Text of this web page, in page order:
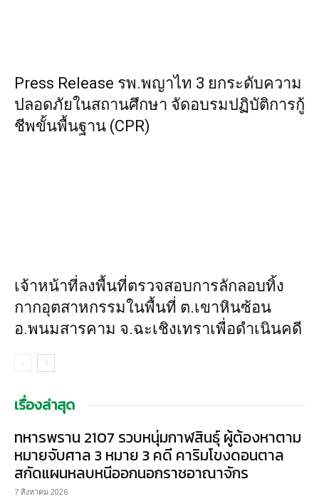
Press Release รพ.พญาไท 3 ยกระดับความ
ปลอดภัยในสถานศึกษา จัดอบรมปฏิบัติการกู้
ชีพขั้นพื้นฐาน (CPR)
เจ้าหน้าที่ลงพื้นที่ตรวจสอบการลักลอบทิ้ง
กากอุตสาหกรรมในพื้นที่ ต.เขาหินซ้อน
อ.พนมสารคาม จ.ฉะเชิงเทราเพื่อดำเนินคดี
เรื่องล่าสุด
ทหารพราน 2107 รวบหนุ่มกาฬสินธุ์ ผู้ต้องหาตาม
หมายจับศาล 3 หมาย 3 คดี คาริมโขงดอนตาล
สกัดแผนหลบหนีออกนอกราชอาณาจักร
7 สิงหาคม 2026